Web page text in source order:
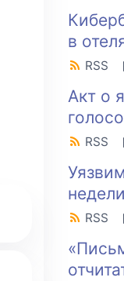
в
RSS
Акт о
RSS
RSS